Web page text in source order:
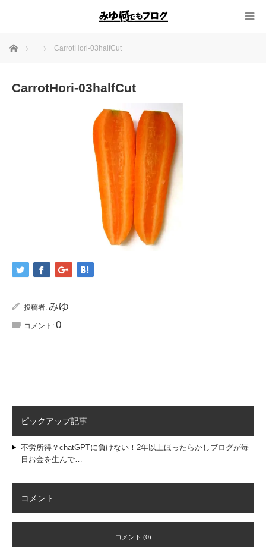
ホーム CarrotHori-03halfCut
CarrotHori-03halfCut
投稿者: みゆ
コメント: 0
ピックアップ記事
不労所得？chatGPTに負けない！2年以上ほったらかしブログが毎
日お金を生んで…
コメント
コメント (0)